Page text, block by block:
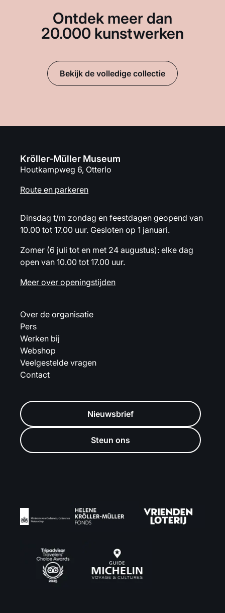
Ontdek meer dan
20.000 kunstwerken
Bekijk de volledige collectie
Kröller-Müller Museum
Houtkampweg 6, Otterlo
Route en parkeren
Dinsdag t/m zondag en feestdagen geopend van
10.00 tot 17.00 uur. Gesloten op 1 januari.
Zomer (6 juli tot en met 24 augustus): elke dag
open van 10.00 tot 17.00 uur.
Meer over openingstijden
Over de organisatie
Pers
Werken bij
Webshop
Veelgestelde vragen
Contact
Nieuwsbrief
Steun ons